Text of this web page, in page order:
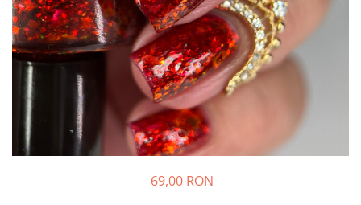
69,00 RON